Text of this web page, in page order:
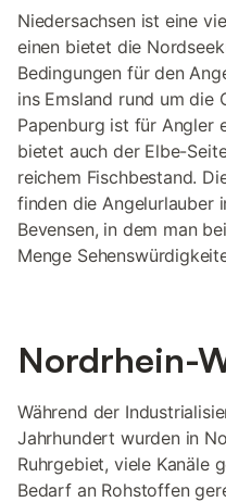
Niedersachsen ist eine
einen bietet die
Bedingungen für den
ins Emsland rund um die
Papenburg ist für Angler
bietet auch der Elbe-
reichem Fischbestand.
finden die Angelurlauber
Bevensen, in dem man
Menge
Nordrhein-
Während der
Jahrhundert wurden in
Ruhrgebiet, viele Kanäle
Bedarf an Rohstoffen